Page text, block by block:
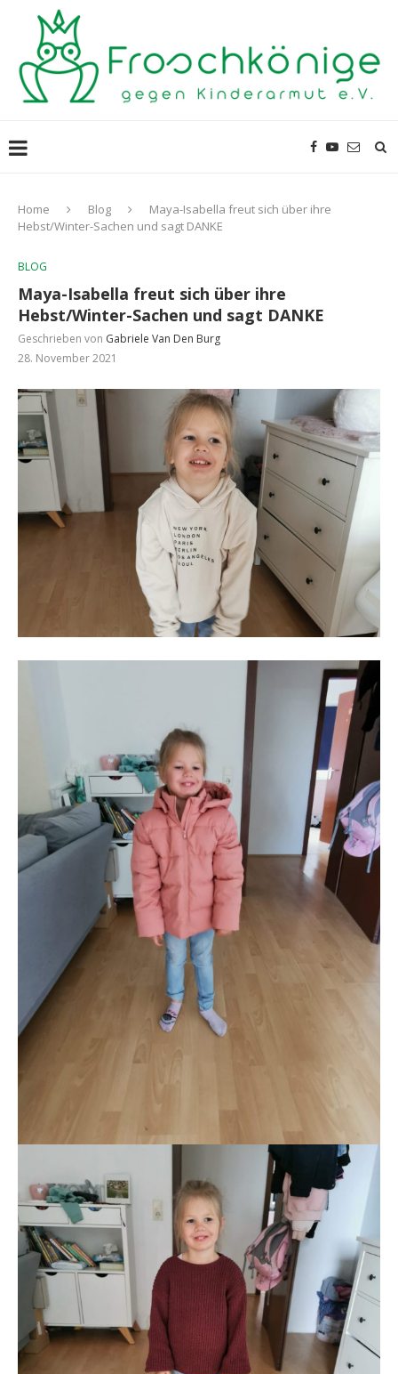
Home Blog
Maya-Isabella freut sich über ihre
Hebst/Winter-Sachen und sagt DANKE
BLOG
Maya-Isabella freut sich über ihre
Hebst/Winter-Sachen und sagt DANKE
Geschrieben von Gabriele Van Den Burg
28. November 2021